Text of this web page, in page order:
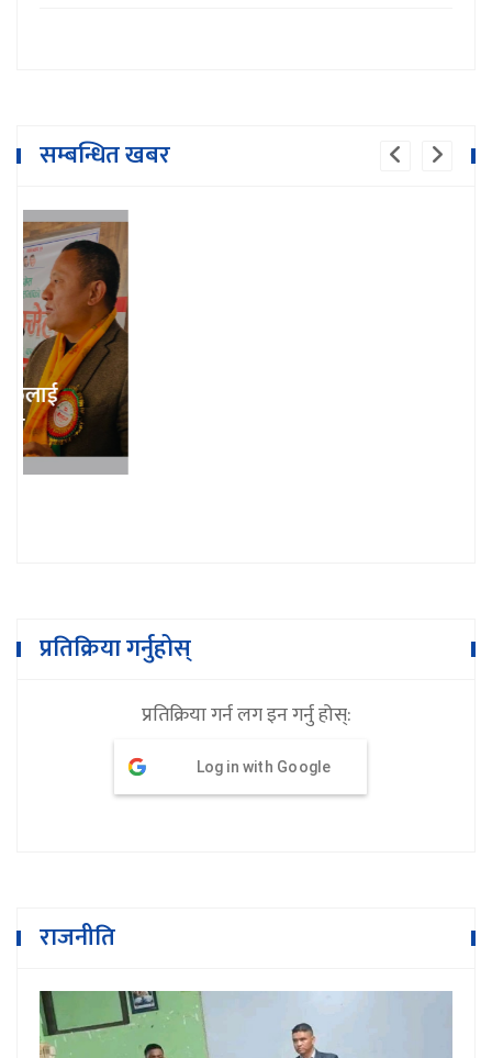
सम्बन्धित खबर
भुम्लु गाउँपालिका शिक्षक संघको अध्यक्षमा
गोबिन्दराज खरेल
प्रतिक्रिया गर्नुहोस्
प्रतिक्रिया गर्न लग इन गर्नु होस्:
Log in with Google
राजनीति